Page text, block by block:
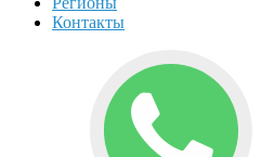
Контакты